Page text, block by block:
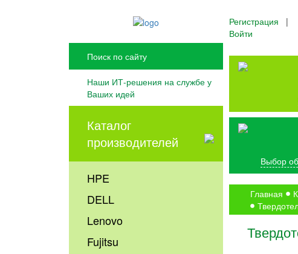
Наши ИТ-решения на службе у
Ваших идей
Каталог
производителей
HPE
DELL
Lenovo
Fujitsu
Регистрация |
Войти
Выбор
Главная